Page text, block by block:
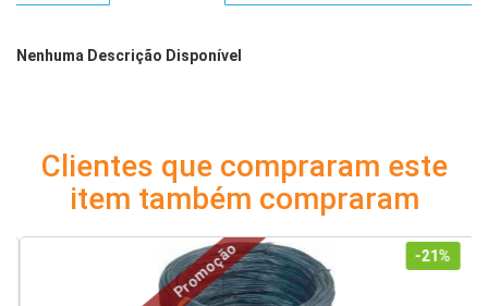
Nenhuma Descrição Disponível
Clientes que compraram este
item também compraram
-21%
Promoção